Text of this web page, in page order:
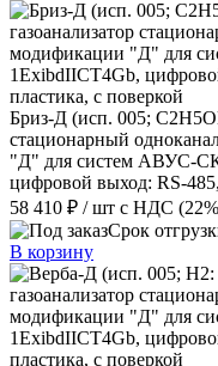
Бриз-Д (исп. 005;
стационарный
"Д" для систем АВУС-
цифровой выход: RS-
58 410 ₽ / шт с НДС
Срок
В корзину